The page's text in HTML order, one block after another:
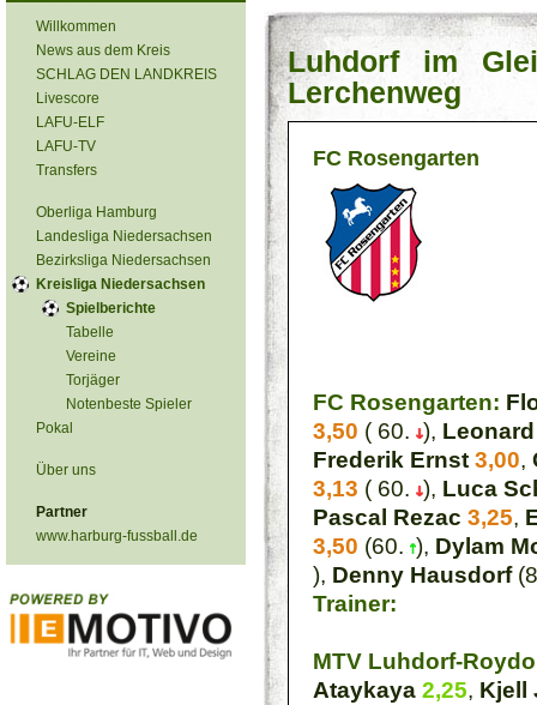
Willkommen
News aus dem Kreis
SCHLAG DEN LANDKREIS
Livescore
LAFU-ELF
LAFU-TV
Transfers
Oberliga Hamburg
Landesliga Niedersachsen
Bezirksliga Niedersachsen
Kreisliga Niedersachsen
Spielberichte
Tabelle
Vereine
Torjäger
Notenbeste Spieler
Pokal
Über uns
Partner
www.harburg-fussball.de
Luhdorf im
Lerchenweg
FC Rosengarten
FC Rosengarten:
3,50 ( 60. ),
Frederik Ernst 3,00,
3,13 ( 60. ), Luca
Pascal Rezac 3,25,
3,50 (60. ), Dylam
), Denny Hausdorf
Trainer:
MTV Luhdorf-
Ataykaya 2,25, Kjell